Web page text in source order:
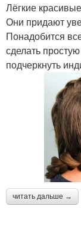
Лёгкие
Они придают
Понадобится
сделать
подчеркнуть
читать дальше →